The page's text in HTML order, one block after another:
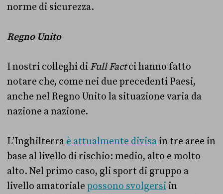
norme di sicurezza.
Regno Unito
I nostri colleghi di Full Factci hanno fatto
notare che, come nei due precedenti Paesi,
anche nel Regno Unito la situazione varia da
nazione a nazione.
L’Inghilterra è attualmente divisa in tre aree in
base al livello di rischio: medio, alto e molto
alto. Nel primo caso, gli sport di gruppo a
livello amatoriale possono svolgersi in